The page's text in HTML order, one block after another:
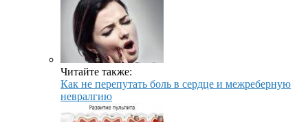
Читайте также:
Как не перепутать боль в сердце и межреберную
невралгию